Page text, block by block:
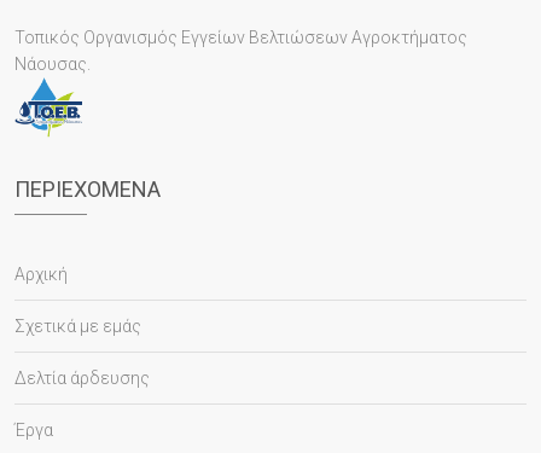
Τοπικός Οργανισμός Εγγείων Βελτιώσεων Αγροκτήματος
Νάουσας.
ΠΕΡΙΕΧΌΜΕΝΑ
Αρχική
Σχετικά με εμάς
Δελτία άρδευσης
Έργα